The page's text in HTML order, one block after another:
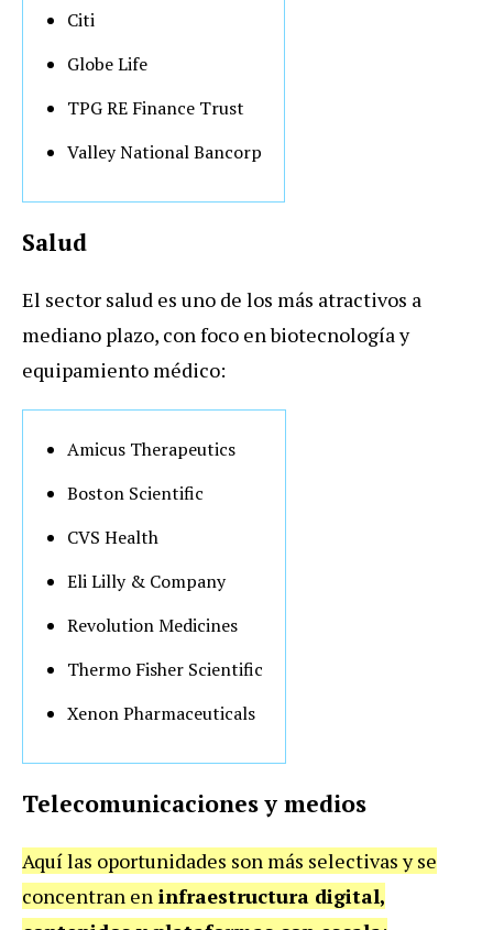
Citi
Globe Life
TPG RE Finance Trust
Valley National Bancorp
Salud
El sector salud es uno de los más atractivos a
mediano plazo, con foco en biotecnología y
equipamiento médico:
Amicus Therapeutics
Boston Scientific
CVS Health
Eli Lilly & Company
Revolution Medicines
Thermo Fisher Scientific
Xenon Pharmaceuticals
Telecomunicaciones y medios
Aquí las oportunidades son más selectivas y se
concentran en infraestructura digital,